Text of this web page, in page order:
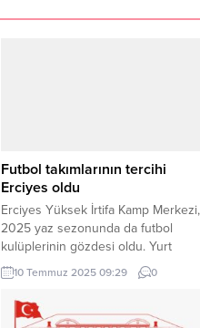
Futbol takımlarının tercihi
Erciyes oldu
Erciyes Yüksek İrtifa Kamp Merkezi,
2025 yaz sezonunda da futbol
kulüplerinin gözdesi oldu. Yurt
dışından da ilginin arttığı Erciyes’in
eşsiz doğasında hizmet veren
Erciyes Yüksek İrtifa Kamp
Merkezi’ni, yaz kampı için yerli ve
10 Temmuz 2025 09:29 0